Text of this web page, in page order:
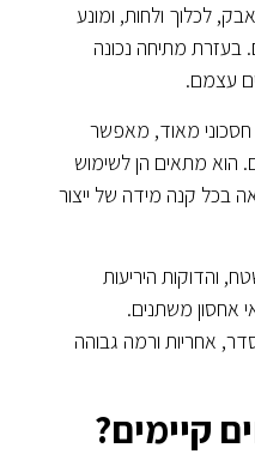
לכלוך ולחות, ומונע
בעזרת מתיחה נכונה
עצמם.
חסכוני מאוד, מאפשר
הוא מתאים הן לשימוש
בכל קנה מידה של ייצור
והדוקות היריעות
אחסון משתנים.
אחריות ורמה גבוהה
קיימים?